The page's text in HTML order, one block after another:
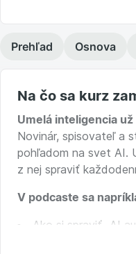
Prehľad Osnova
Na čo sa kurz
Umelá inteligencia
Novinár, spisovateľ a
pohľadom na svet AI.
z nej spraviť
V podcaste sa
Ako si spraviť „AI
Kedy má zmysel